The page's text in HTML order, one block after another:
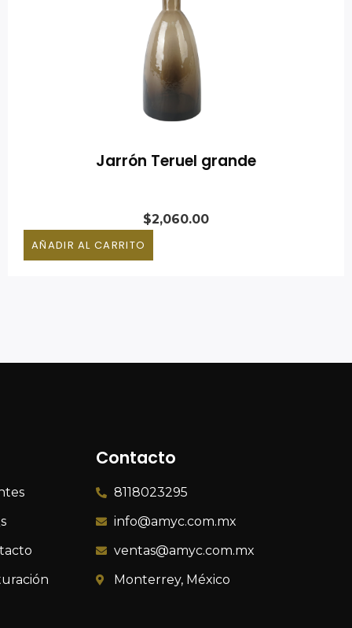
Jarrón Teruel grande
$2,060.00
AÑADIR AL CARRITO
Contacto
8118023295
info@amyc.com.mx
ventas@amyc.com.mx
Monterrey, México